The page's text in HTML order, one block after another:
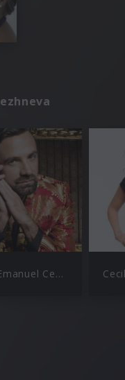
Max Emanuel Cencic